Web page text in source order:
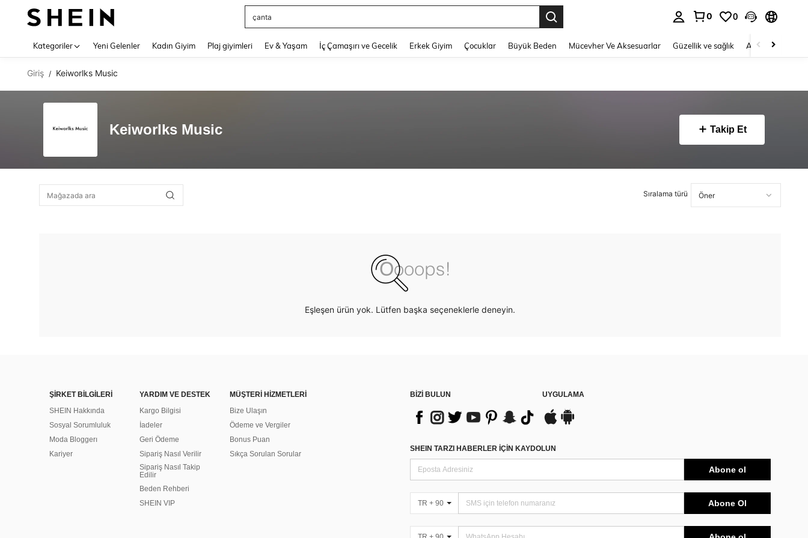
çanta
0 0
Kategoriler Yeni Gelenler Kadın Giyim Plaj giyimleri Ev & Yaşam İç Çamaşırı ve Gecelik Erkek Giyim Çocuklar Büyük Beden Mücevher Ve Aksesuarlar Güzellik ve sağlık Ayakkabı
Giriş / Keiworlks Music
Keiworlks Music Takip Et
Sıralama türü
Eşleşen ürün yok. Lütfen başka seçeneklerle deneyin.
ŞİRKET BİLGİLERİ
SHEIN Hakkında
Sosyal Sorumluluk
Moda Bloggerı
Kariyer
YARDIM VE DESTEK
Kargo Bilgisi
İadeler
Geri Ödeme
Sipariş Nasıl Verilir
Sipariş Nasıl Takip
Edilir
Beden Rehberi
SHEIN VIP
MÜŞTERİ HİZMETLERİ
Bize Ulaşın
Ödeme ve Vergiler
Bonus Puan
Sıkça Sorulan Sorular
BİZİ BULUN UYGULAMA
SHEIN TARZI HABERLER IÇIN KAYDOLUN
Abone ol
TR + 90 Abone Ol